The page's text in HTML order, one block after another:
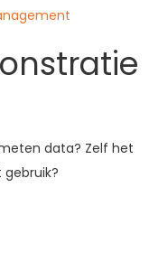
data? Zelf het